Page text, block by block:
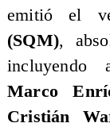
emitió el
(SQM),
incluyendo
Marco
Cristián